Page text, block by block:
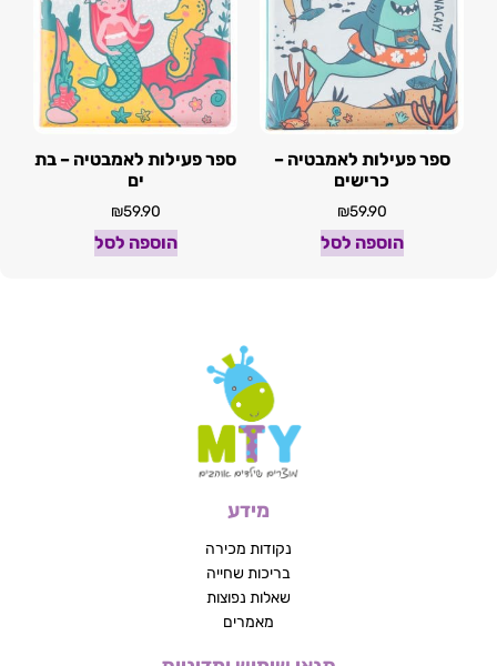
ספר פעילות לאמבטיה –
כרישים
₪59.90
הוספה לסל
ספר פעילות לאמבטיה – בת
ים
₪59.90
הוספה לסל
מידע
נקודות מכירה
בריכות שחייה
שאלות נפוצות
מאמרים